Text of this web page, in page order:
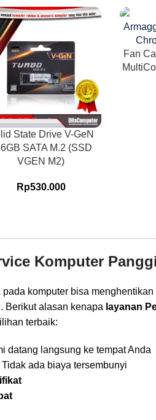
State Drive V-GeN
SATA M.2 (SSD
VGEN M2)
Rp530.000
Fan
Komputer
komputer bisa
Berikut alasan kenapa layanan
terbaik:
datang langsung ke tempat Anda
Tidak ada biaya tersembunyi